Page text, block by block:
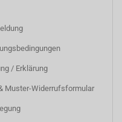
/ Erklärung
Muster-Widerrufsformular